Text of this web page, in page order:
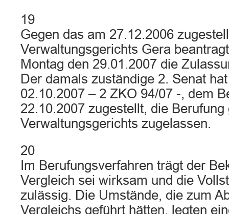
19
Gegen das am 27.12.2006
Verwaltungsgerichts Gera
Montag den 29.01.2007 die
Der damals zuständige 2. Senat
02.10.2007 – 2 ZKO 94/07 -, dem
22.10.2007 zugestellt, die
Verwaltungsgerichts zugelassen.
20
Im Berufungsverfahren trägt der
Vergleich sei wirksam und die
zulässig. Die Umstände, die zum
Vergleichs geführt hätten, legten